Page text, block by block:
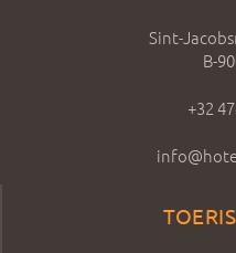
Sint-
B-
+32